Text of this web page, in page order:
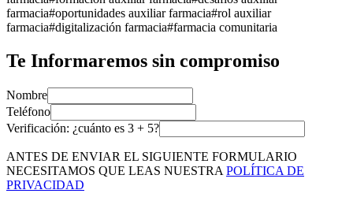
farmacia#oportunidades auxiliar farmacia#rol auxiliar
farmacia#digitalización farmacia#farmacia comunitaria
Te Informaremos sin compromiso
Nombre
Teléfono
Verificación: ¿cuánto es 3 + 5?
ANTES DE ENVIAR EL SIGUIENTE FORMULARIO
NECESITAMOS QUE LEAS NUESTRA POLÍTICA DE
PRIVACIDAD